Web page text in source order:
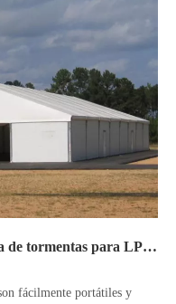
Tienda portátil y práctica a prueba de tormentas para LPoutdoors Carpas de almacenamiento para almacenes industriales
fácilmente portátiles y